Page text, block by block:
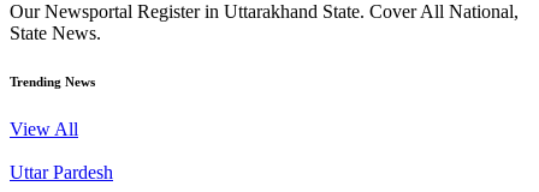
Our Newsportal Register in Uttarakhand State. Cover All National,
State News.
Trending News
View All
Uttar Pardesh